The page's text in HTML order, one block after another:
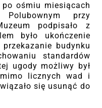
ośmiu miesiącach
przy
podpisało z
było ukończenie
budynku
standardów
ugody możliwy był
licznych wad i
się usunąć do